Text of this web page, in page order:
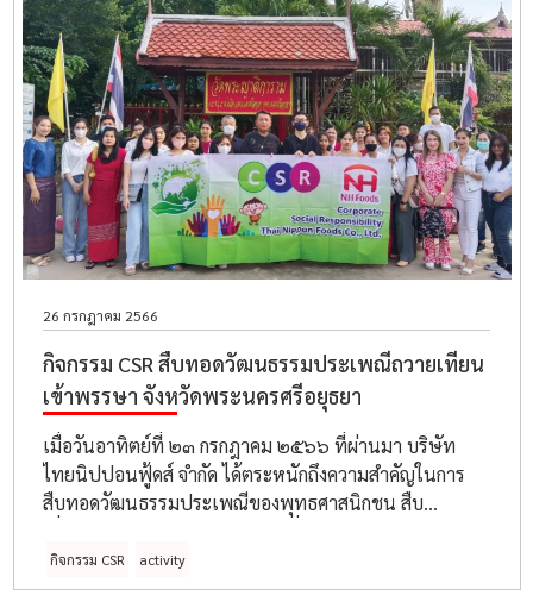
26 กรกฎาคม 2566
กิจกรรม CSR สืบทอดวัฒนธรรมประเพณีถวายเทียน
เข้าพรรษา จังหวัดพระนครศรีอยุธยา
เมื่อวันอาทิตย์ที่ ๒๓ กรกฎาคม ๒๕๖๖ ที่ผ่านมา บริษัท
ไทยนิปปอนฟู้ดส์ จำกัด ได้ตระหนักถึงความสำคัญในการ
สืบทอดวัฒนธรรมประเพณีของพุทธศาสนิกชน สืบ
เชิญพนักงานทุกท่านร่วมเป็นส่วนหนึ่งในการร่วมบริจาค
ปัจจัยในกิจกรรมถวายเทียนเข้าพรรษา
กิจกรรม CSR activity